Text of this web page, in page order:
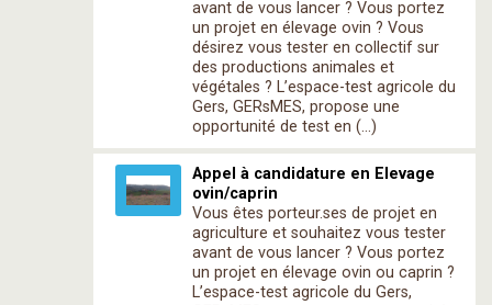
avant de vous lancer ? Vous portez
un projet en élevage ovin ? Vous
désirez vous tester en collectif sur
des productions animales et
végétales ? L’espace-test agricole du
Gers, GERsMES, propose une
opportunité de test en (…)
Appel à candidature en Elevage
ovin/caprin
Vous êtes porteur.ses de projet en
agriculture et souhaitez vous tester
avant de vous lancer ? Vous portez
un projet en élevage ovin ou caprin ?
L’espace-test agricole du Gers,